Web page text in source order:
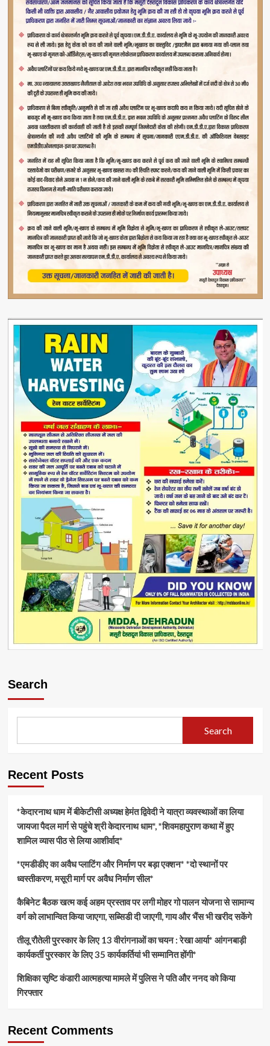
Search
Search
Recent Posts
*केदारनाथ धाम में बीकेटीसी अध्यक्ष हेमंत द्विवेदी ने यात्रा व्यवस्थाओं का लिया
जायजा पैदल मार्ग से पहुंचे श्री केदारनाथ धाम*, *शिवमहापुराण कथा में हुए
शामिल व्यास पीठ से लिया आशीर्वाद*
*एमडीडीए का अवैध प्लाटिंग और निर्माण पर बड़ा एक्शन* *दो स्थानों पर
ध्वस्तीकरण, मसूरी मार्ग पर अवैध निर्माण सील*
कैबिनेट बैठक खत्म कई अहम प्रस्ताव पर लगी मोहर गो पालन योजना से सामान्य
वर्ग को लाभान्वित किया जाएगा, सब्सिडी दी जाएगी, गाय और भैंस भी खरीद सकेंगे
तीलू रौतेली पुरस्कार के लिए 13 वीरांगनाओं का चयन : रेखा आर्या* आंगनबाड़ी
कार्यकर्ती पुरस्कार के लिए 35 कार्यकर्तियां भी सम्मानित होंगी*
शिक्षिका सृष्टि कंडारी आत्महत्या मामले में पुलिस ने पति और ननद को किया
गिरफ्तार
Recent Comments